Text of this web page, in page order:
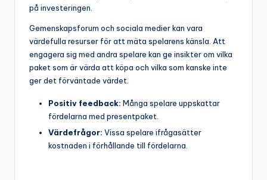
på investeringen.
Gemenskapsforum och sociala medier kan vara
värdefulla resurser för att mäta spelarens känsla. Att
engagera sig med andra spelare kan ge insikter om vilka
paket som är värda att köpa och vilka som kanske inte
ger det förväntade värdet.
Positiv feedback: Många spelare uppskattar
fördelarna med presentpaket.
Värdefrågor: Vissa spelare ifrågasätter
kostnaden i förhållande till fördelarna.